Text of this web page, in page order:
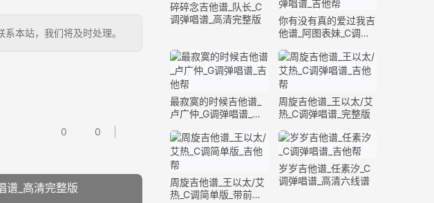
本站，我们将及时处理。
0 0
谱_高清完整版
碎碎念吉他谱_队长_C
调弹唱谱_高清完整版
你有没有真的爱过我吉
他谱_阿图表妹_C调弹
最寂寞的时候吉他谱_
卢广仲_G调弹唱谱_高
周旋吉他谱_王以太/艾
热_C调弹唱谱_完整版
周旋吉他谱_王以太/艾
热_C调简单版_带前奏
岁岁吉他谱_任素汐_C
调弹唱谱_高清六线谱